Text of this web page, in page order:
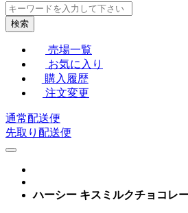
検索
売場一覧
お気に入り
購入履歴
注文変更
通常配送便
先取り配送便
ハーシー キスミルクチョコレ